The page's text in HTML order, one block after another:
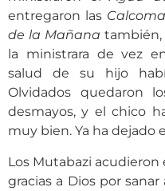
entregaron las
de la Mañana también,
la ministrara de vez
salud de su hijo
Olvidados quedaron
desmayos, y el chico
muy bien. Ya ha dejado
Los Mutabazi acudieron
gracias a Dios por